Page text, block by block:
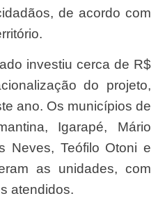
de acordo com
do projeto,
ano. Os municípios de
Igarapé, Mário
Neves, Teófilo Otoni e
as unidades, com
atendidos.